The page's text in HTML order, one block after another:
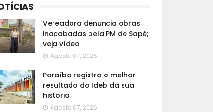
Vereadora denuncia obras
inacabadas pela PM de Sapé;
veja vídeo
Agosto 07, 2026
Paraíba registra o melhor
resultado do Ideb da sua
história
Agosto 07, 2026